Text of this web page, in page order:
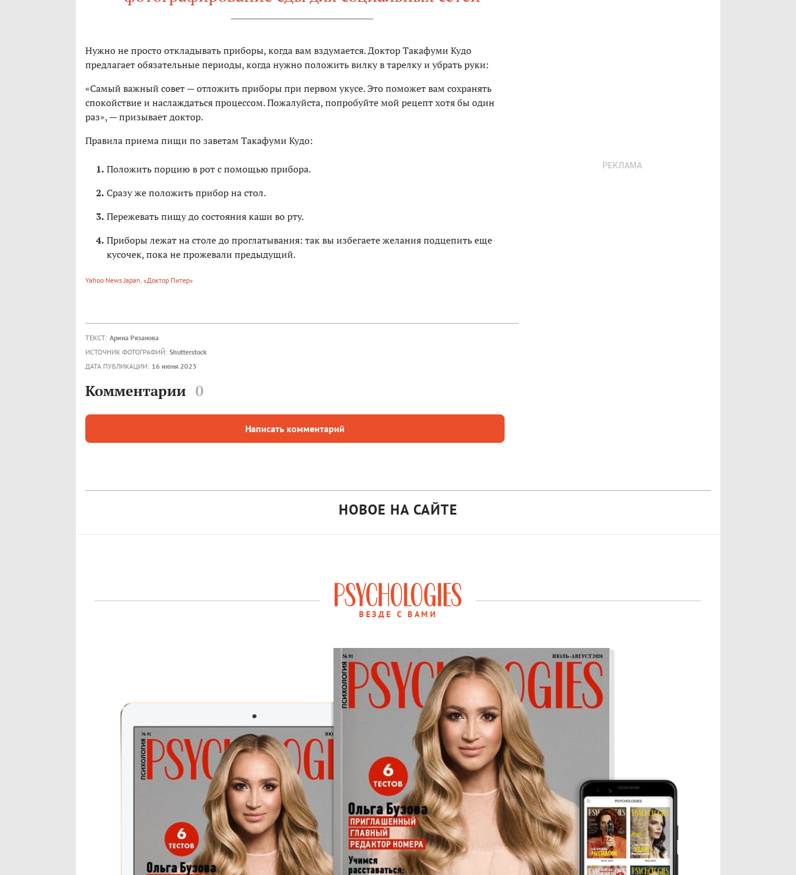
Нужно не просто откладывать приборы, когда вам вздумается. Доктор Такафуми Кудо
предлагает обязательные периоды, когда нужно положить вилку в тарелку и убрать руки:
«Самый важный совет — отложить приборы при первом укусе. Это поможет вам сохранять
спокойствие и наслаждаться процессом. Пожалуйста, попробуйте мой рецепт хотя бы один
раз», — призывает доктор.
Правила приема пищи по заветам Такафуми Кудо:
Положить порцию в рот с помощью прибора.
Сразу же положить прибор на стол.
Пережевать пищу до состояния каши во рту.
Приборы лежат на столе до проглатывания: так вы избегаете желания подцепить еще
кусочек, пока не прожевали предыдущий.
Yahoo News Japan, «Доктор Питер»
ТЕКСТ: Арина Рязанова
ИСТОЧНИК ФОТОГРАФИЙ: Shutterstock
ДАТА ПУБЛИКАЦИИ: 16 июня 2023
Комментарии 0
Написать комментарий
НОВОЕ НА САЙТЕ
ВЕЗДЕ С ВАМИ